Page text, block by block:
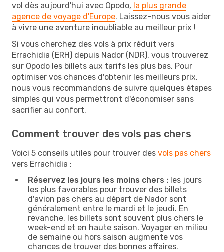
vol dès aujourd'hui avec Opodo, la plus grande
agence de voyage d'Europe. Laissez-nous vous aider
à vivre une aventure inoubliable au meilleur prix !
Si vous cherchez des vols à prix réduit vers
Errachidia (ERH) depuis Nador (NDR), vous trouverez
sur Opodo les billets aux tarifs les plus bas. Pour
optimiser vos chances d'obtenir les meilleurs prix,
nous vous recommandons de suivre quelques étapes
simples qui vous permettront d'économiser sans
sacrifier au confort.
Comment trouver des vols pas chers
Voici 5 conseils utiles pour trouver des vols pas chers
vers Errachidia :
Réservez les jours les moins chers : les jours
les plus favorables pour trouver des billets
d'avion pas chers au départ de Nador sont
généralement entre le mardi et le jeudi. En
revanche, les billets sont souvent plus chers le
week-end et en haute saison. Voyager en milieu
de semaine ou hors saison augmente vos
chances de trouver des bonnes affaires.